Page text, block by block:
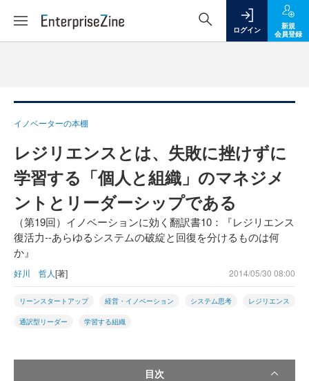
ログイン
新規
会員登録
イノベーターの本棚
レジリエンスとは、失敗に挫けずに
学習する「個人と組織」のマネジメ
ントとリーダーシップである
（第19回）イノベーションに効く翻訳書10：『レジリエンス
復活力--あらゆるシステムの破綻と回復を分けるものは何
か』
好川 哲人[著] 2014/05/30 08:00
リーンスタートアップ 経営・イノベーション システム思考 レジリエンス
通訳型リーダー 学習する組織
目次